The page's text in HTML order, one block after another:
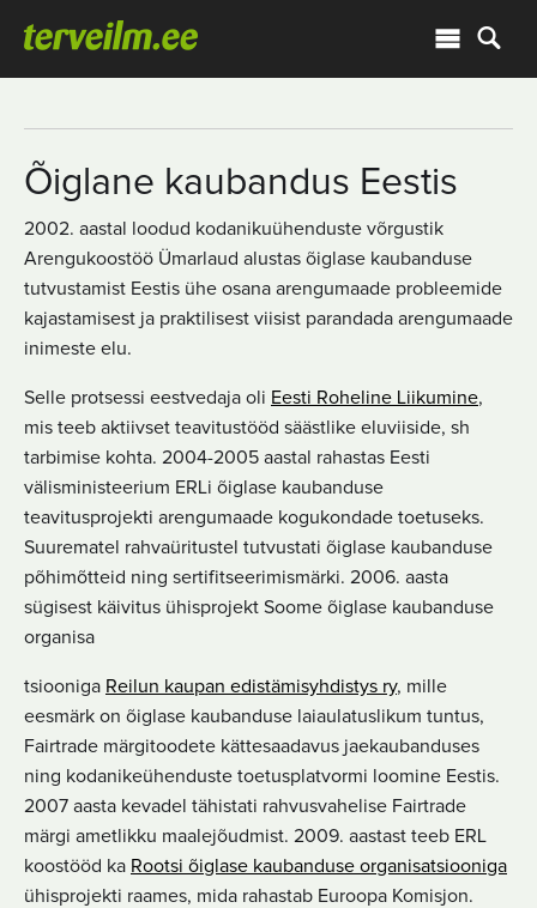
Õiglane kaubandus Eestis
2002. aastal loodud kodanikuühenduste võrgustik
Arengukoostöö Ümarlaud alustas õiglase kaubanduse
tutvustamist Eestis ühe osana arengumaade probleemide
kajastamisest ja praktilisest viisist parandada arengumaade
inimeste elu.
Selle protsessi eestvedaja oli Eesti Roheline Liikumine,
mis teeb aktiivset teavitustööd säästlike eluviiside, sh
tarbimise kohta. 2004-2005 aastal rahastas Eesti
välisministeerium ERLi õiglase kaubanduse
teavitusprojekti arengumaade kogukondade toetuseks.
Suurematel rahvaüritustel tutvustati õiglase kaubanduse
põhimõtteid ning sertifitseerimismärki. 2006. aasta
sügisest käivitus ühisprojekt Soome õiglase kaubanduse
organisa
tsiooniga Reilun kaupan edistämisyhdistys ry, mille
eesmärk on õiglase kaubanduse laiaulatuslikum tuntus,
Fairtrade märgitoodete kättesaadavus jaekaubanduses
ning kodanikeühenduste toetusplatvormi loomine Eestis.
2007 aasta kevadel tähistati rahvusvahelise Fairtrade
märgi ametlikku maalejõudmist. 2009. aastast teeb ERL
koostööd ka Rootsi õiglase kaubanduse organisatsiooniga
ühisprojekti raames, mida rahastab Euroopa Komisjon.